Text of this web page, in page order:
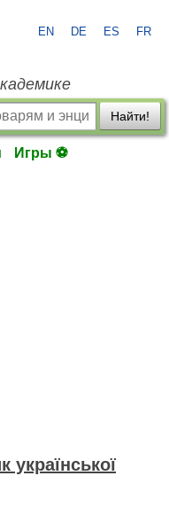
EN DE ES FR
Найти!
Игры ⚽